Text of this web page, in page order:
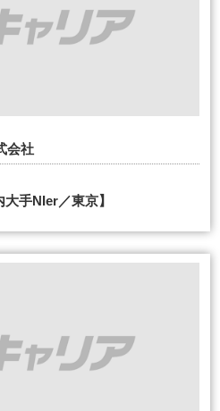
会社
手NIer／東京】